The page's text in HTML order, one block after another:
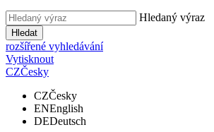
Hledaný výraz
Hledat
rozšířené vyhledávání
Vytisknout
CZČesky
CZČesky
ENEnglish
DEDeutsch